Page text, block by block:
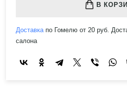
В
Доставкапо Гомелю от 20 руб.
салона